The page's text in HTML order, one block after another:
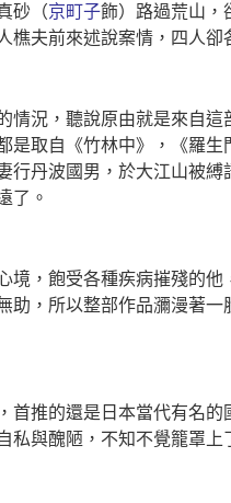
砂（京町子飾）路過荒山，
夫前來述說案情，四人
情況，聽說原由就是來自這
是取自《竹林中》，《羅
行丹波國男 ， 於大江山被縛
了。
境，飽受各種疾病摧殘的
，所以整部作品瀰漫著
首推的還是日本當代有名
與醜陋，不知不覺籠罩